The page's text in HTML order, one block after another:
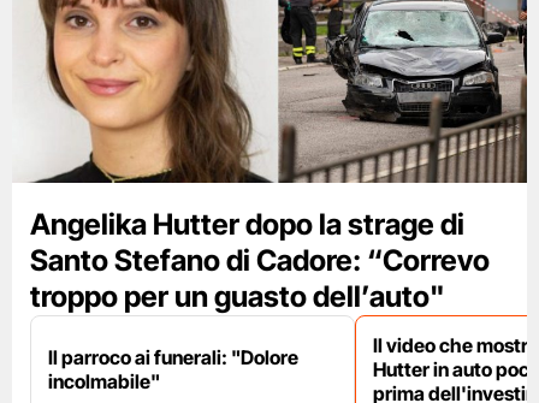
Angelika Hutter dopo la strage di
Santo Stefano di Cadore: “Correvo
troppo per un guasto dell’auto"
Il parroco ai funerali: "Dolore
incolmabile"
Il video che
Hutter in auto
prima